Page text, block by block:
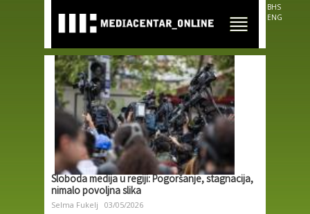
main
content
BHS
ENG
Sloboda medija u regiji: Pogoršanje, stagnacija,
nimalo povoljna slika
Selma Fukelj 03/05/2026